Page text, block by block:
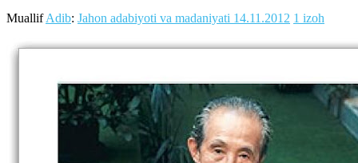
MuallifAdib: Jahon adabiyoti va madaniyati 14.11.2012 1 izoh